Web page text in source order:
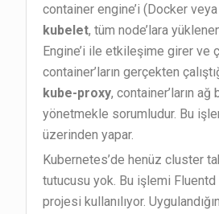
container engine’i (Docker veya
kubelet, tüm node’lara
Engine’i ile etkileşime girer ve
container’ların gerçekten
kube-proxy, container’ların ağ
yönetmekle sorumludur. Bu
üzerinden yapar.
Kubernetes’de henüz cluster
tutucusu yok. Bu işlemi Fluentd
projesi kullanılıyor.